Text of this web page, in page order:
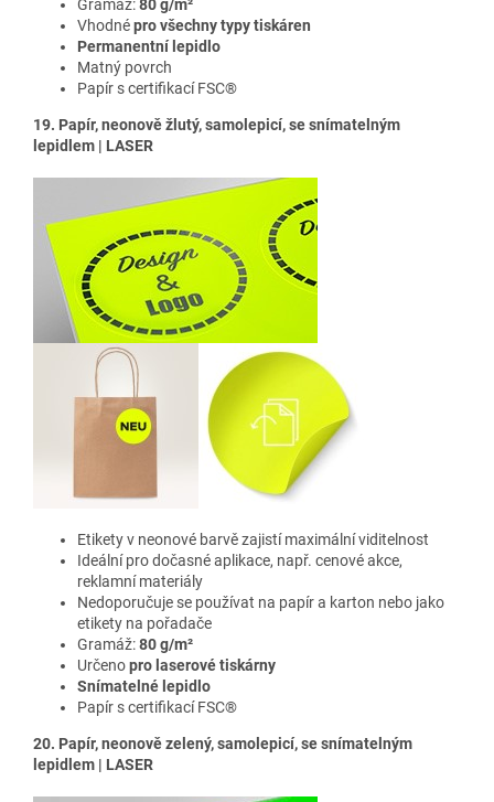
Gramáž:80 g/m²
Vhodnépro všechny typy tiskáren
Permanentní lepidlo
Matný povrch
Papír s certifikací FSC®
19. Papír, neonově žlutý, samolepicí, se snímatelným
lepidlem | LASER
Etikety v neonové barvězajistí maximální viditelnost
Ideální pro dočasné aplikace, např. cenové akce,
reklamní materiály
Nedoporučuje se používat na papír a karton nebo jako
etikety na pořadače
Gramáž:80 g/m²
Určenopro laserové tiskárny
Snímatelné lepidlo
Papír s certifikací FSC®
20. Papír, neonově zelený, samolepicí, se snímatelným
lepidlem | LASER